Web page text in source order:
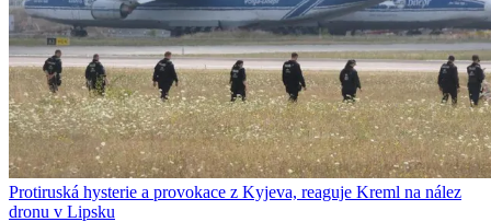
Protiruská hysterie a provokace z Kyjeva, reaguje Kreml na nález
dronu v Lipsku